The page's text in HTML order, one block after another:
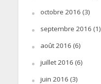
octobre 2016 (3)
septembre 2016 (1)
août 2016 (6)
juillet 2016 (6)
juin 2016 (3)